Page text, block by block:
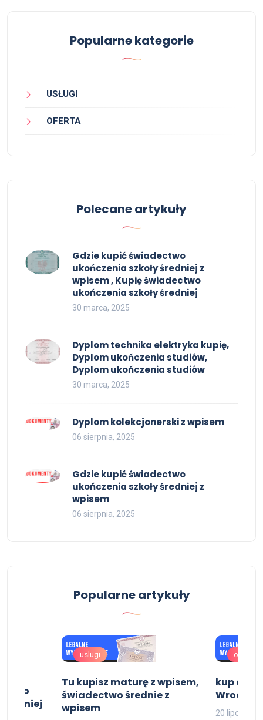
Popularne kategorie
USŁUGI
OFERTA
Polecane artykuły
Gdzie kupić świadectwo
ukończenia szkoły średniej z
wpisem , Kupię świadectwo
ukończenia szkoły średniej
30 marca, 2025
Dyplom technika elektryka kupię,
Dyplom ukończenia studiów,
Dyplom ukończenia studiów
30 marca, 2025
Dyplom kolekcjonerski z wpisem
06 sierpnia, 2025
Gdzie kupić świadectwo
ukończenia szkoły średniej z
wpisem
06 sierpnia, 2025
Popularne artykuły
średniej
uslugi
Tu kupisz maturę z wpisem,
świadectwo średnie z
wpisem
oferta
kup
Wrocław
20 lipca,